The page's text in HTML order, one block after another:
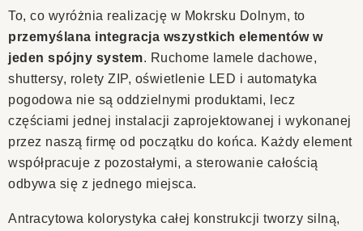
To, co wyróżnia realizację w Mokrsku Dolnym, to
przemyślana integracja wszystkich elementów w
jeden spójny system. Ruchome lamele dachowe,
shuttersy, rolety ZIP, oświetlenie LED i automatyka
pogodowa nie są oddzielnymi produktami, lecz
częściami jednej instalacji zaprojektowanej i wykonanej
przez naszą firmę od początku do końca. Każdy element
współpracuje z pozostałymi, a sterowanie całością
odbywa się z jednego miejsca.
Antracytowa kolorystyka całej konstrukcji tworzy silną,